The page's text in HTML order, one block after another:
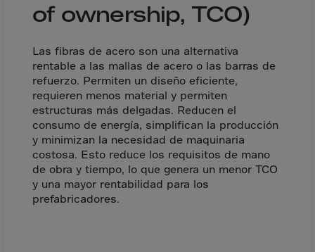
Burundi
Cameroon
Canada
Canary Islands
Cape Verdian
Cayman Islands
Centr.Afr.Rep.
Ceuta
of ownership, TCO)
Las fibras de acero son una alternativa
rentable a las mallas de acero o las barras de
refuerzo. Permiten un diseño eficiente,
requieren menos material y permiten
estructuras más delgadas. Reducen el
consumo de energía, simplifican la producción
y minimizan la necesidad de maquinaria
costosa. Esto reduce los requisitos de mano
de obra y tiempo, lo que genera un menor TCO
y una mayor rentabilidad para los
prefabricadores.